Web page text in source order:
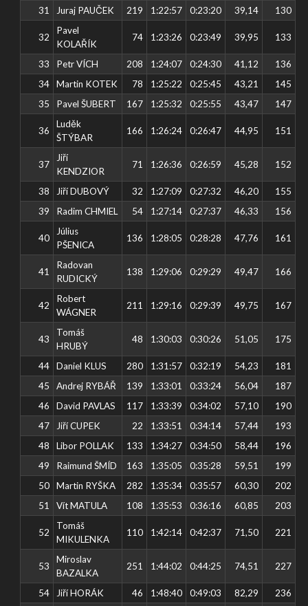
31
Juraj PAUČEK 219 1:22:57 0:23:20 39,14 130
32
Pavel
KOLAŘÍK
74 1:23:26 0:23:49 39,95 133
33 Petr VÍCH 208 1:24:07 0:24:30 41,12
136
34
Martin KOTEK 78 1:25:22 0:25:45 43,21
145
35
Pavel ŠUBERT 167 1:25:32 0:25:55 43,47 147
36
Luděk
ŠTÝBAR
166 1:26:24 0:26:47 44,95 151
37
Jiří
KENDZIOR
71 1:26:36 0:26:59 45,28 152
38 Jiří DUBOVÝ 32 1:27:09 0:27:32 46,20
155
39
Radim CHMIEL 54 1:27:14 0:27:37 46,33 156
40
Július
PŠENICA
136 1:28:05 0:28:28 47,76 161
41
Radovan
RUDICKÝ
138 1:29:06 0:29:29 49,47 166
42
Robert
WÁGNER
211 1:29:16 0:29:39 49,75 167
43
Tomáš
HRUBÝ
48 1:30:03 0:30:26 51,05 175
44 Daniel KLUS 280 1:31:57 0:32:19 54,23
181
45
Andrej RYBÁŘ 139 1:33:01 0:33:24 56,04
187
46
David PAVLAS 117 1:33:39 0:34:02 57,10
190
47
Jiří CUPEK 22 1:33:51 0:34:14 57,44
193
48
Libor POLLAK 133 1:34:27 0:34:50 58,44
196
49
Raimund ŠMÍD 163 1:35:05 0:35:28 59,51
199
50
Martin RYŠKA 282 1:35:34 0:35:57 60,30
202
51
Vít MATULA 108 1:35:53 0:36:16 60,85 203
52
Tomáš
MIKULENKA
110 1:42:14 0:42:37 71,50 221
53
Miroslav
BAZALKA
251 1:44:02 0:44:25 74,51 227
54 Jiří HORÁK 46 1:48:40 0:49:03 82,29 236